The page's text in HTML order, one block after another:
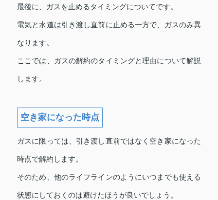
最後に、ガスを止めるタイミングについてです。
電気と水道は引き渡し直前に止める一方で、ガスのみ異
なります。
ここでは、ガスの解約のタイミングと理由について解説
します。
空き家になった時点
ガスに限っては、引き渡し直前ではなく空き家になった
時点で解約します。
そのため、他のライフラインのようにいつまでも使える
状態にしておくのは避けたほうが良いでしょう。